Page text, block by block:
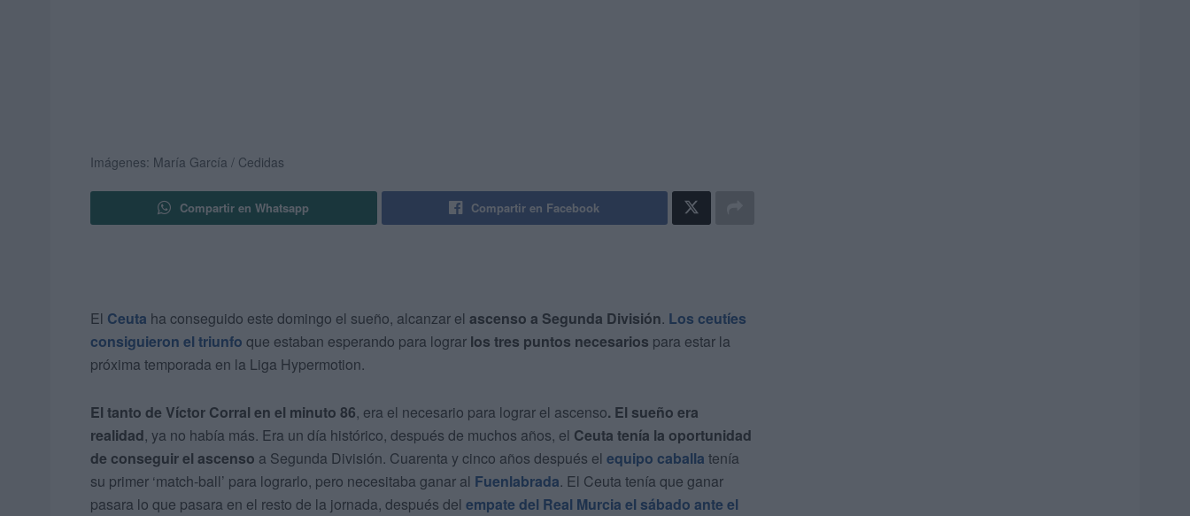
Imágenes: María García / Cedidas
Compartir en Whatsapp Compartir en Facebook
El Ceuta ha conseguido este domingo el sueño, alcanzar el ascenso a Segunda División. Los ceutíes
consiguieron el triunfo que estaban esperando para lograr los tres puntos necesarios para estar la
próxima temporada en la Liga Hypermotion.
El tanto de Víctor Corral en el minuto 86, era el necesario para lograr el ascenso. El sueño era
realidad, ya no había más. Era un día histórico, después de muchos años, el Ceuta tenía la oportunidad
de conseguir el ascenso a Segunda División. Cuarenta y cinco años después el equipo caballa tenía
su primer ‘match-ball’ para lograrlo, pero necesitaba ganar al Fuenlabrada. El Ceuta tenía que ganar
pasara lo que pasara en el resto de la jornada, después del empate del Real Murcia el sábado ante el